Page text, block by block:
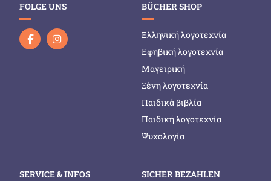
FOLGE UNS BÜCHER SHOP
Ελληνική λογοτεχνία
Εφηβική λογοτεχνία
Μαγειρική
Ξένη λογοτεχνία
Παιδικά βιβλία
Παιδική λογοτεχνία
Ψυχολογία
SERVICE & INFOS SICHER BEZAHLEN